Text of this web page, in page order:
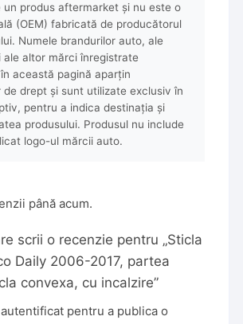
un produs aftermarket și nu este o
(OEM) fabricată de producătorul
Numele brandurilor auto, ale
ale altor mărci înregistrate
această pagină aparțin
de drept și sunt utilizate exclusiv în
pentru a indica destinația și
produsului. Produsul nu include
logo-ul mărcii auto.
până acum.
scrii o recenzie pentru „Sticla
Daily 2006-2017, partea
convexa, cu incalzire”
autentificat pentru a publica o